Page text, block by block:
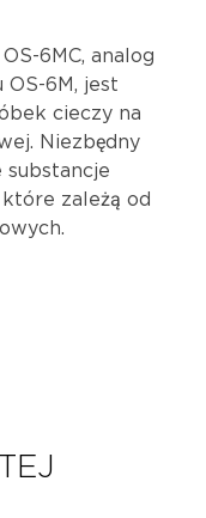
6MC, analog
6M, jest
cieczy na
Niezbędny
substancje
zależą od